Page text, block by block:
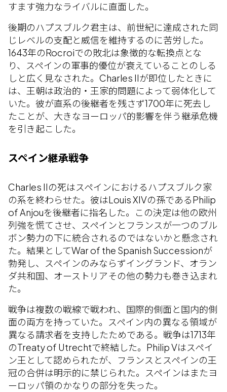
すます強力なライバルに直面した。
後期のハプスブルク君主は、前世紀に達成された同
じレベルの支配と威信を維持するのに苦労した。
1643年のRocroiでの敗北は象徴的な転換点とな
り、スペインの軍事的優位が衰えていることのしる
しと広く見なされた。Charles IIが即位したときに
は、王朝は政治的・王家的問題によって弱体化して
いた。彼が直系の後継者を残さず1700年に死去し
たことが、大きなヨーロッパ的影響を伴う継承危機
を引き起こした。
スペイン継承戦争
Charles IIの死はスペインにおけるハプスブルク家
の系を終わらせた。彼はLouis XIVの孫であるPhilip
of Anjouを後継者に指名した。この決定は他の欧州
列強を慌てさせ、スペインとフランスが一つのブル
ボン勢力の下に統合されるのではないかと懸念され
た。結果としてWar of the Spanish Successionが
勃発し、スペインのみならずイングランド、オラン
ダ共和国、オーストリアその他の勢力も巻き込まれ
た。
戦争は複数の戦線で戦われ、国際的側面と国内的側
面の両方を持っていた。スペイン内の異なる領域が
異なる請求者を支持したためである。戦争は1713年
のTreaty of Utrechtで終結した。Philip Vはスペイ
ン王として認められたが、フランスとスペインの王
冠の合併は明示的に禁じられた。スペインはまたヨ
ーロッパ領のかなりの部分を失った。